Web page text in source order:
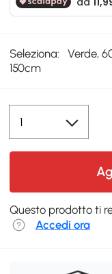
Seleziona:
Verde,
150cm
Questo prodotto ti
Accedi ora